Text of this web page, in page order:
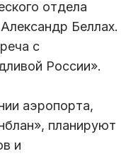
отдела
Беллах.
с
России».
аэропорта,
планируют
и